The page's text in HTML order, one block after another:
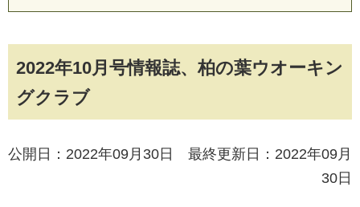
2022年10月号情報誌、柏の葉ウオーキン
グクラブ
公開日：2022年09月30日 最終更新日：2022年09月
30日